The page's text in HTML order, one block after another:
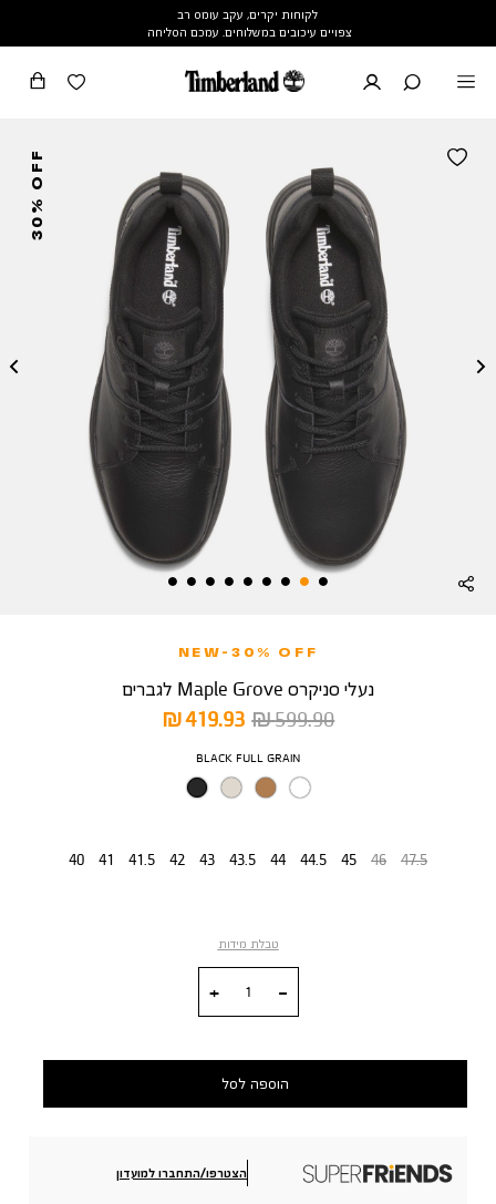
לקוחות יקרים, עקב עומס רב
צפויים עיכובים במשלוחים. עמכם הסליחה
30% OFF
NEW-30% OFF
נעלי סניקרס Maple Grove לגברים
מחיר
מוצר
419.93 ₪
מחיר
599.90 ₪
צבע
BLACK FULL GRAIN
40 41 41.5 42 43 43.5 44 44.5 45 46 47.5
טבלת מידות
הוספה לסל
הצטרפו/התחברו למועדון